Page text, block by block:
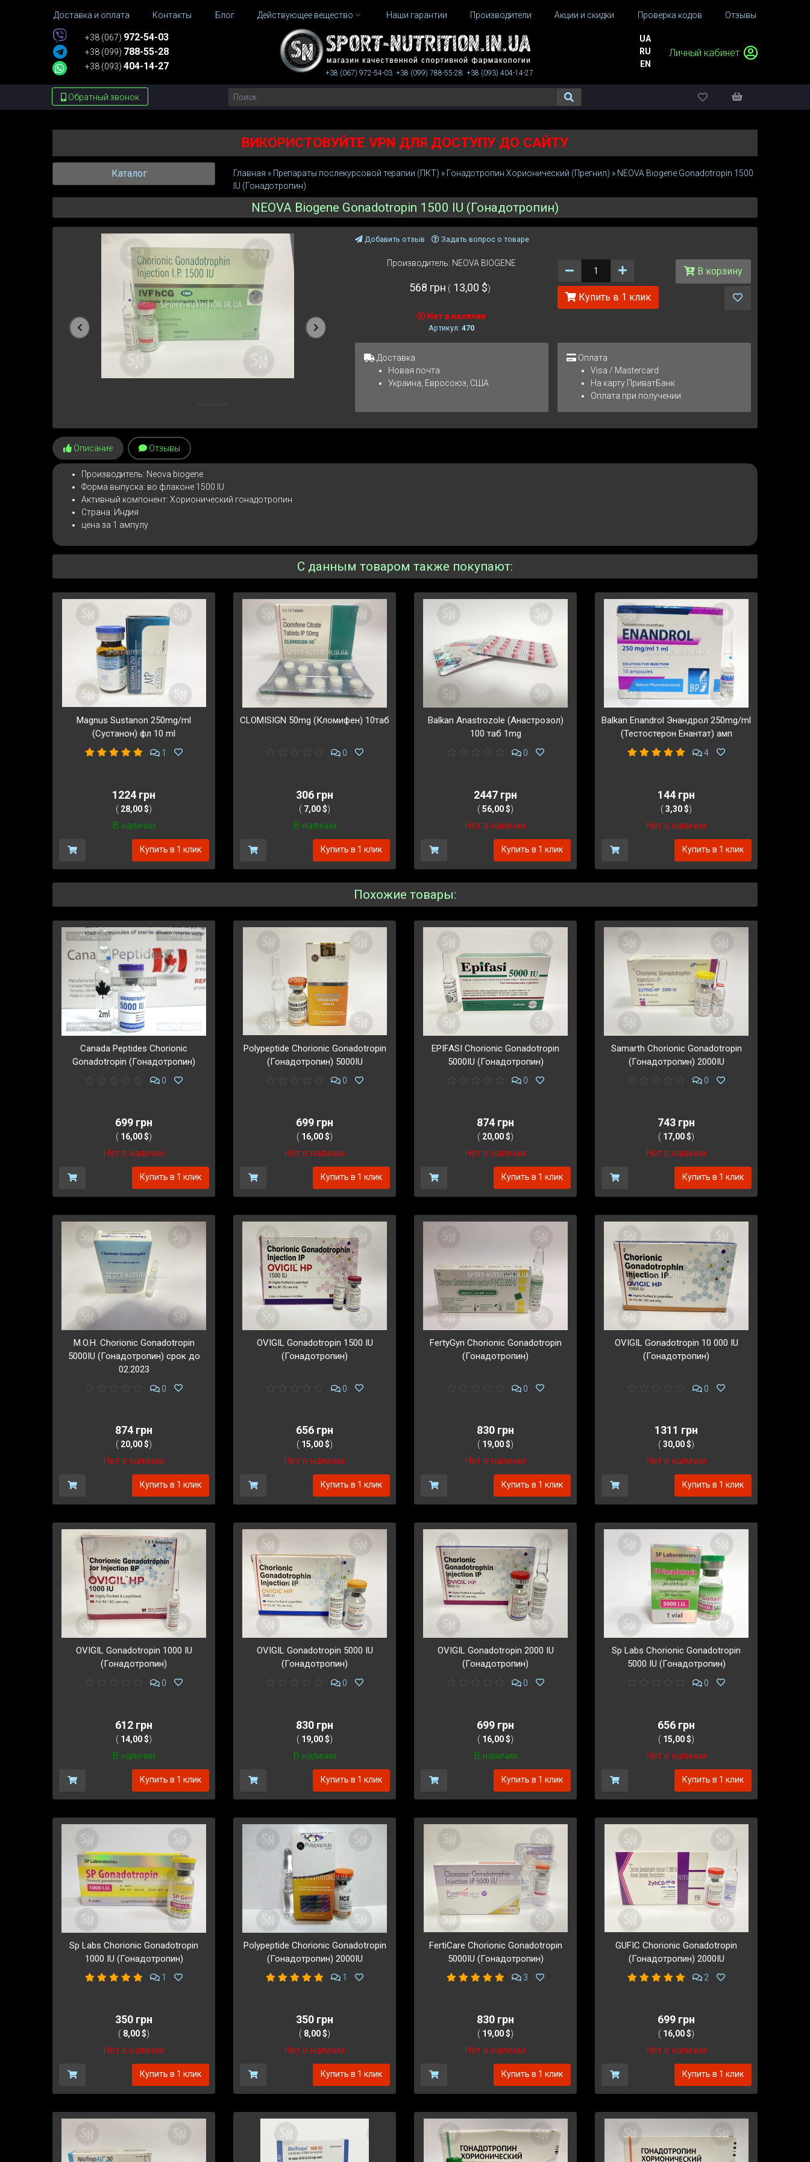
Доставка и оплата Контакты Блог Действующее вещество Наши гарантии Производители Акции и скидки Проверка кодов Отзывы
+38 (067) 972-54-03
+38 (099) 788-55-28
+38 (093) 404-14-27
+38 (067) 972-54-03 +38 (099) 788-55-28 +38 (093) 404-14-27
UA
RU
EN
Личный кабинет
Обратный звонок
ВИКОРИСТОВУЙТЕ VPN ДЛЯ ДОСТУПУ ДО САЙТУ
Каталог Главная » Препараты послекурсовой терапии (ПКТ) » Гонадотропин Хорионический (Прегнил) » NEOVA Biogene Gonadotropin 1500
IU (Гонадотропин)
NEOVA Biogene Gonadotropin 1500 IU (Гонадотропин)
Предыдущая Следующая
Добавить отзыв Задать вопрос о товаре
Производитель: NEOVA BIOGENE
568 грн ( 13,00 $)
Нет в наличии
Артикул:470
Количество
В корзину
Купить в 1 клик
Доставка
Новая почта
Украина, Евросоюз, США
Оплата
Visa / Mastercard
На карту ПриватБанк
Оплата при получении
Описание Отзывы
Производитель: Neova biogene
Форма выпуска: во флаконе 1500 IU
Активный компонент: Хорионический гонадотропин
Страна: Индия
цена за 1 ампулу
С данным товаром также покупают:
Magnus Sustanon 250mg/ml
(Сустанон) фл 10 ml
1
1224 грн
( 28,00 $)
В наличии
Купить в 1 клик
CLOMISIGN 50mg (Кломифен) 10таб
0
306 грн
( 7,00 $)
В наличии
Купить в 1 клик
Balkan Anastrozole (Анастрозол)
100 таб 1mg
0
2447 грн
(56,00 $)
Нет в наличии
Купить в 1 клик
Balkan Enandrol Энандрол 250mg/ml
(Тестостерон Енантат) амп
4
144 грн
(3,30 $)
Нет в наличии
Купить в 1 клик
Похожие товары:
Canada Peptides Chorionic
Gonadotropin (Гонадотропин)
0
699 грн
( 16,00 $)
Нет в наличии
Купить в 1 клик
Polypeptide Chorionic Gonadotropin
(Гонадотропин) 5000IU
0
699 грн
( 16,00 $)
Нет в наличии
Купить в 1 клик
EPIFASI Chorionic Gonadotropin
5000IU (Гонадотропин)
0
874 грн
( 20,00 $)
Нет в наличии
Купить в 1 клик
Samarth Chorionic Gonadotropin
(Гонадотропин) 2000IU
0
743 грн
( 17,00 $)
Нет в наличии
Купить в 1 клик
M.O.H. Chorionic Gonadotropin
5000IU (Гонадотропин) срок до
02.2023
0
874 грн
( 20,00 $)
Нет в наличии
Купить в 1 клик
OVIGIL Gonadotropin 1500 IU
(Гонадотропин)
0
656 грн
( 15,00 $)
Нет в наличии
Купить в 1 клик
FertyGyn Chorionic Gonadotropin
(Гонадотропин)
0
830 грн
( 19,00 $)
Нет в наличии
Купить в 1 клик
OVIGIL Gonadotropin 10 000 IU
(Гонадотропин)
0
1311 грн
( 30,00 $)
Нет в наличии
Купить в 1 клик
OVIGIL Gonadotropin 1000 IU
(Гонадотропин)
0
612 грн
( 14,00 $)
В наличии
Купить в 1 клик
OVIGIL Gonadotropin 5000 IU
(Гонадотропин)
0
830 грн
( 19,00 $)
В наличии
Купить в 1 клик
OVIGIL Gonadotropin 2000 IU
(Гонадотропин)
0
699 грн
( 16,00 $)
В наличии
Купить в 1 клик
Sp Labs Chorionic Gonadotropin
5000 IU (Гонадотропин)
0
656 грн
( 15,00 $)
Нет в наличии
Купить в 1 клик
Sp Labs Chorionic Gonadotropin
1000 IU (Гонадотропин)
1
350 грн
( 8,00 $)
Нет в наличии
Купить в 1 клик
Polypeptide Chorionic Gonadotropin
(Гонадотропин) 2000IU
1
350 грн
( 8,00 $)
Нет в наличии
Купить в 1 клик
FertiCare Chorionic Gonadotropin
5000IU (Гонадотропин)
3
830 грн
( 19,00 $)
Нет в наличии
Купить в 1 клик
GUFIC Chorionic Gonadotropin
(Гонадотропин) 2000IU
2
699 грн
( 16,00 $)
Нет в наличии
Купить в 1 клик